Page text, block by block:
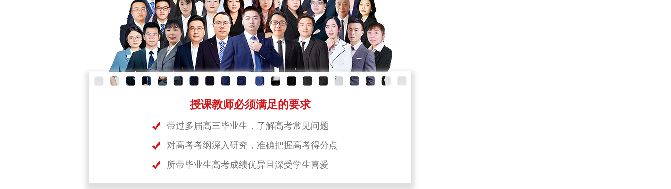
授课教师必须满足的要求
带过多届高三毕业生，了解高考常见问题
对高考考纲深入研究，准确把握高考得分点
所带毕业生高考成绩优异且深受学生喜爱